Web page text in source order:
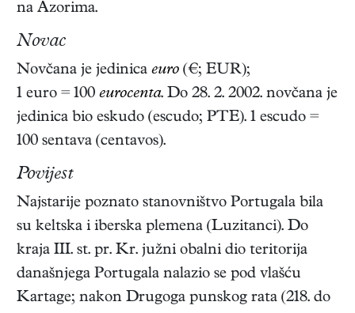
na Azorima.
Novac
Novčana je jedinica euro (€; EUR);
1 euro = 100 eurocenta. Do 28. 2. 2002. novčana je
jedinica bio eskudo (escudo; PTE). 1 escudo =
100 sentava (centavos).
Povijest
Najstarije poznato stanovništvo Portugala bila
su keltska i iberska plemena (Luzitanci). Do
kraja III. st. pr. Kr. južni obalni dio teritorija
današnjega Portugala nalazio se pod vlašću
Kartage; nakon Drugoga punskog rata (218. do